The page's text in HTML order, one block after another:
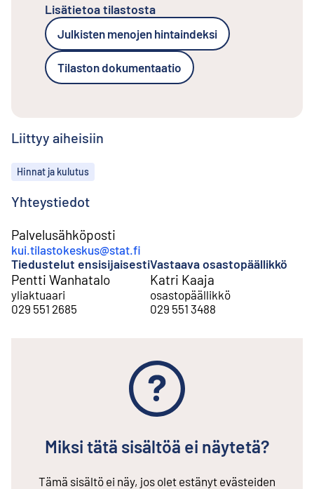
Lisätietoa tilastosta
Julkisten menojen hintaindeksi
Tilaston dokumentaatio
Liittyy aiheisiin
Aiheet
Hinnat ja kulutus
Yhteystiedot
Palvelusähköposti
kui.tilastokeskus@stat.fi
Tiedustelut ensisijaisesti
Pentti Wanhatalo
yliaktuaari
029 551 2685
Vastaava osastopäällikkö
Katri Kaaja
osastopäällikkö
029 551 3488
Miksi tätä sisältöä ei näytetä?
Tämä sisältö ei näy, jos olet estänyt evästeiden